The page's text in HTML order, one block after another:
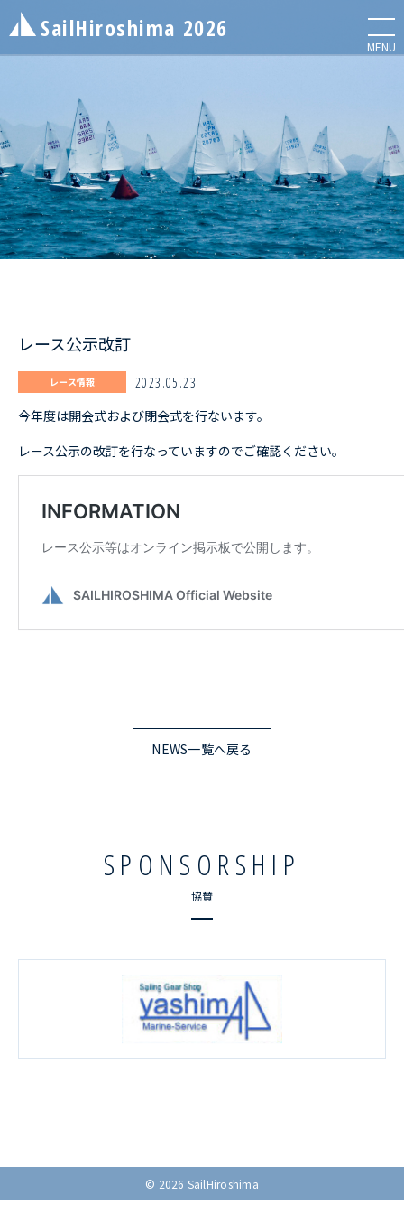
SailHiroshima 2026
MENU
メニ
NEWS お知らせ
INFORMATION
RESULTS
ACCESS
CONTACT お問い合わせ
レース公示改訂
レース情報 2023.05.23
今年度は開会式および閉会式を行ないます。
レース公示の改訂を行なっていますのでご確認ください。
NEWS一覧へ戻る
SPONSORSHIP
協賛
© 2026 SailHiroshima